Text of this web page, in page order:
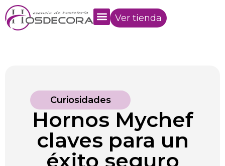
Ver tienda
Curiosidades
Hornos Mychef
claves para un
éxito seguro